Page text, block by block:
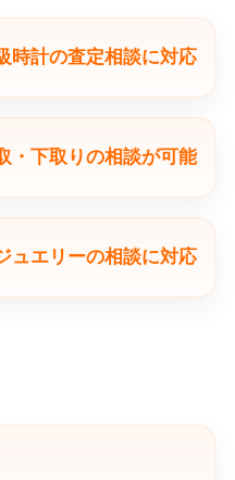
時計の査定相談に対応
・下取りの相談が可能
ュエリーの相談に対応